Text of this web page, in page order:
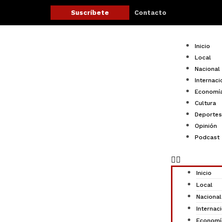
contenido
Suscríbete Contacto
Inicio
Local
Nacional
Cultura
Deportes
Opinión
Podcast
Menu
Inicio
Local
Nacional